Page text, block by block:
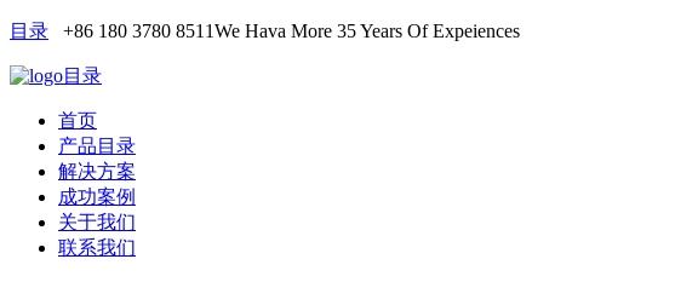
目录 +86 180 3780 8511We Hava More 35 Years Of Expeiences
目录
首页
产品目录
解决方案
成功案例
关于我们
联系我们